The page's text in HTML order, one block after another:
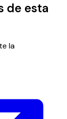
de esta
la